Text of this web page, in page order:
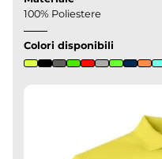
100% Poliestere
Colori disponibili